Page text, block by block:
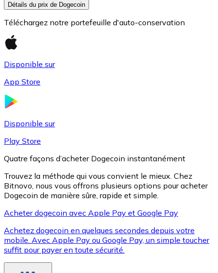
XRP
XRP
Détails du prix de Dogecoin
Téléchargez notre portefeuille d'auto-conservation
Disponible sur
App Store
Disponible sur
Play Store
Quatre façons d’acheter Dogecoin instantanément
Trouvez la méthode qui vous convient le mieux. Chez
Bitnovo, nous vous offrons plusieurs options pour acheter
Dogecoin de manière sûre, rapide et simple.
Acheter dogecoin avec Apple Pay et Google Pay
Achetez dogecoin en quelques secondes depuis votre
mobile. Avec Apple Pay ou Google Pay, un simple toucher
suffit pour payer en toute sécurité.